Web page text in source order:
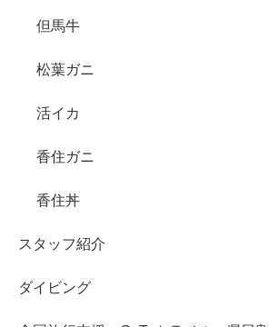
但馬牛
松葉ガニ
活イカ
香住ガニ
香住丼
スタッフ紹介
ダイビング